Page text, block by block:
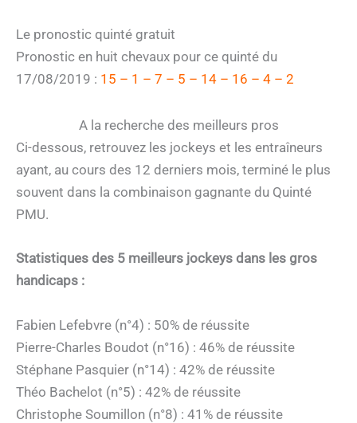
Le pronostic quinté gratuit
Pronostic en huit chevaux pour ce quinté du
17/08/2019 : 15 – 1 – 7 – 5 – 14 – 16 – 4 – 2
A la recherche des meilleurs pros
Ci-dessous, retrouvez les jockeys et les entraîneurs
ayant, au cours des 12 derniers mois, terminé le plus
souvent dans la combinaison gagnante du Quinté
PMU.
Statistiques des 5 meilleurs jockeys dans les gros
handicaps :
Fabien Lefebvre (n°4) : 50% de réussite
Pierre-Charles Boudot (n°16) : 46% de réussite
Stéphane Pasquier (n°14) : 42% de réussite
Théo Bachelot (n°5) : 42% de réussite
Christophe Soumillon (n°8) : 41% de réussite